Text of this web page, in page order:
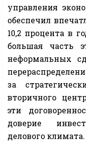
управления
обеспечил
10,2 процента в
большая часть
неформальных
за
вторичного
эти
доверие
делового климата.